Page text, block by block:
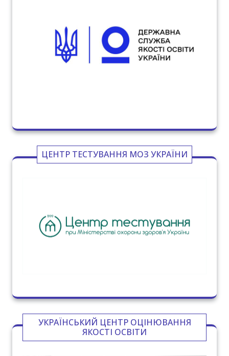
ЦЕНТР ТЕСТУВАННЯ МОЗ УКРАЇНИ
УКРАЇНСЬКИЙ ЦЕНТР ОЦІНЮВАННЯ
ЯКОСТІ ОСВІТИ